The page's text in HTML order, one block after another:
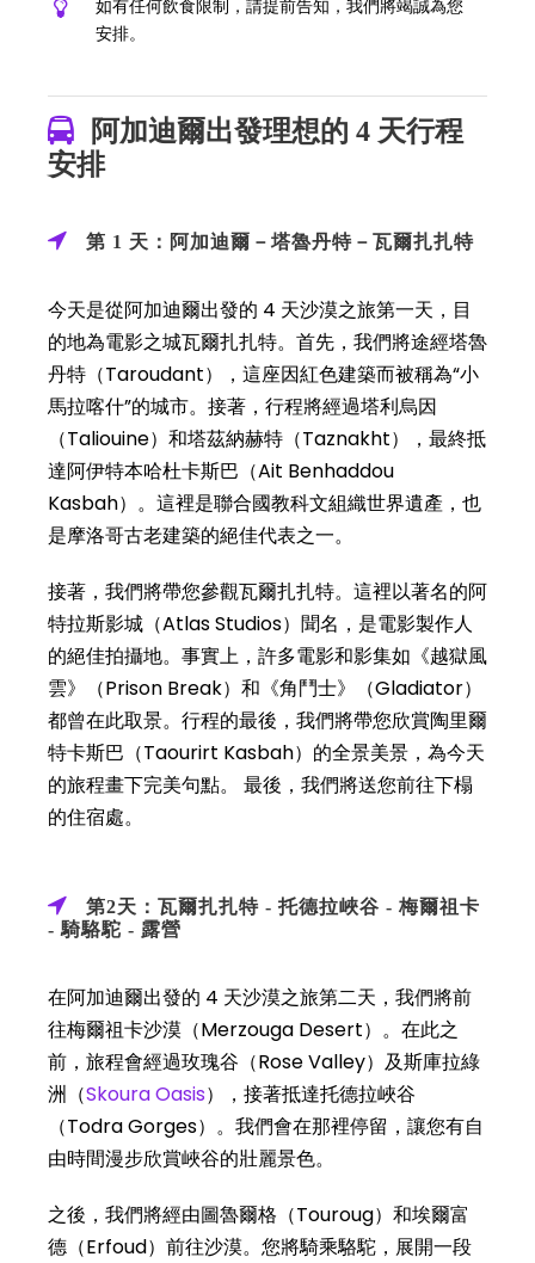
如有任何飲食限制，請提前告知，我們將竭誠為您
安排。
阿加迪爾出發理想的 4 天行程
安排
第 1 天：阿加迪爾－塔魯丹特－瓦爾扎扎特
今天是從阿加迪爾出發的 4 天沙漠之旅第一天，目
的地為電影之城瓦爾扎扎特。首先，我們將途經塔魯
丹特（Taroudant），這座因紅色建築而被稱為“小
馬拉喀什”的城市。接著，行程將經過塔利烏因
（Taliouine）和塔茲納赫特（Taznakht），最終抵
達阿伊特本哈杜卡斯巴（Ait Benhaddou
Kasbah）。這裡是聯合國教科文組織世界遺產，也
是摩洛哥古老建築的絕佳代表之一。
接著，我們將帶您參觀瓦爾扎扎特。這裡以著名的阿
特拉斯影城（Atlas Studios）聞名，是電影製作人
的絕佳拍攝地。事實上，許多電影和影集如《越獄風
雲》（Prison Break）和《角鬥士》（Gladiator）
都曾在此取景。行程的最後，我們將帶您欣賞陶里爾
特卡斯巴（Taourirt Kasbah）的全景美景，為今天
的旅程畫下完美句點。 最後，我們將送您前往下榻
的住宿處。
第2天：瓦爾扎扎特 - 托德拉峽谷 - 梅爾祖卡
- 騎駱駝 - 露營
在阿加迪爾出發的 4 天沙漠之旅第二天，我們將前
往梅爾祖卡沙漠（Merzouga Desert）。在此之
前，旅程會經過玫瑰谷（Rose Valley）及斯庫拉綠
洲（Skoura Oasis），接著抵達托德拉峽谷
（Todra Gorges）。我們會在那裡停留，讓您有自
由時間漫步欣賞峽谷的壯麗景色。
之後，我們將經由圖魯爾格（Touroug）和埃爾富
德（Erfoud）前往沙漠。您將騎乘駱駝，展開一段